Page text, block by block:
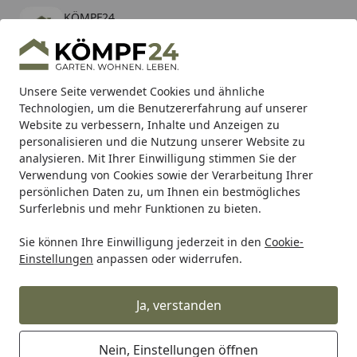
Unsere Seite verwendet Cookies und ähnliche
Technologien, um die Benutzererfahrung auf unserer
Website zu verbessern, Inhalte und Anzeigen zu
personalisieren und die Nutzung unserer Website zu
analysieren. Mit Ihrer Einwilligung stimmen Sie der
Verwendung von Cookies sowie der Verarbeitung Ihrer
persönlichen Daten zu, um Ihnen ein bestmögliches
Surferlebnis und mehr Funktionen zu bieten.
Sie können Ihre Einwilligung jederzeit in den Cookie-
Einstellungen anpassen oder widerrufen.
Ja, verstanden
Nein, Einstellungen öffnen
KÖMPF24
kostenlos - Im App Store
Hotline
Alle Produkte
Mein Konto
Suchen
Karibu Pools inkl. gratis Sandfilteranlage & Pool-
Starterset (Gesamtwert bis 468,99€)
Startseite
Tierbedarf & Tiernahrung Katzenbedarf Katzenpflege
TRIXIE OP-Body für Katzen S–M 32–
36 Centimeter grau